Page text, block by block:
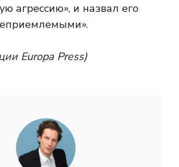
агрессию», и назвал его
Europa Press)